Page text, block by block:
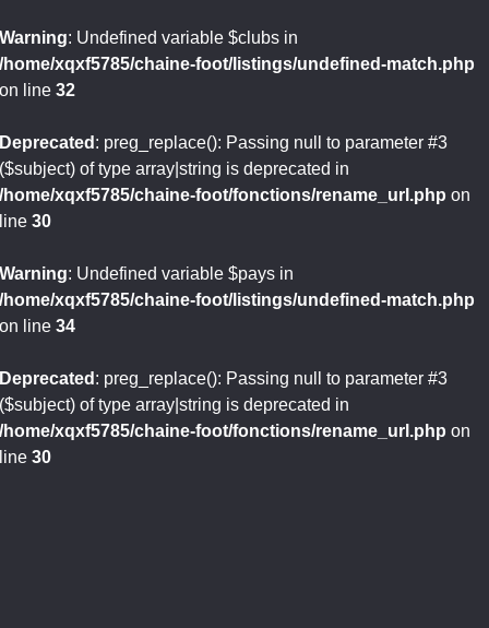
Warning: Undefined variable $clubs in
/home/xqxf5785/chaine-foot/listings/undefined-match.php
on line 32
Deprecated : preg_replace(): Passing null to parameter #3
($subject) of type array|string is deprecated in
/home/xqxf5785/chaine-foot/fonctions/rename_url.php on
line 30
Warning: Undefined variable $pays in
/home/xqxf5785/chaine-foot/listings/undefined-match.php
on line 34
Deprecated : preg_replace(): Passing null to parameter #3
($subject) of type array|string is deprecated in
/home/xqxf5785/chaine-foot/fonctions/rename_url.php on
line 30